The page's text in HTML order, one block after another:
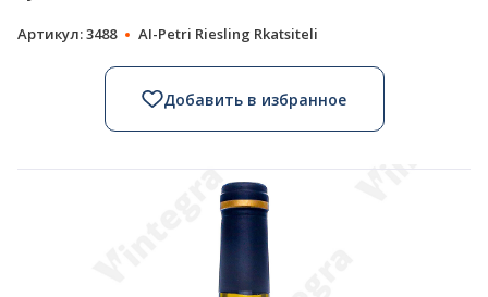
Артикул: 3488 AI-Petri Riesling Rkatsiteli
Добавить в избранное